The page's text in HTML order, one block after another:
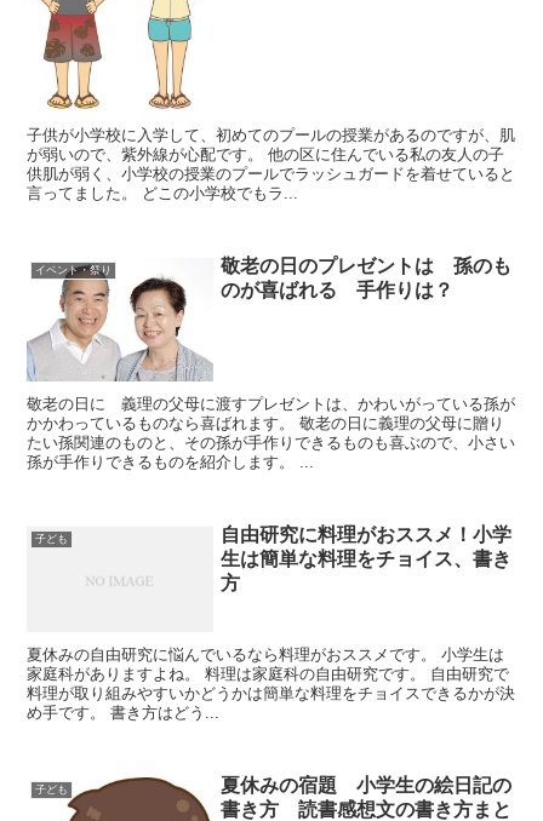
子供が小学校に入学して、初めてのプールの授業があるのですが、肌
が弱いので、紫外線が心配です。 他の区に住んでいる私の友人の子
供肌が弱く、小学校の授業のプールでラッシュガードを着せていると
言ってました。 どこの小学校でもラ...
イベント・祭り
敬老の日のプレゼントは 孫のも
のが喜ばれる 手作りは？
敬老の日に 義理の父母に渡すプレゼントは、かわいがっている孫が
かかわっているものなら喜ばれます。 敬老の日に義理の父母に贈り
たい孫関連のものと、その孫が手作りできるものも喜ぶので、小さい
孫が手作りできるものを紹介します。 ...
子ども
自由研究に料理がおススメ！小学
生は簡単な料理をチョイス、書き
方
夏休みの自由研究に悩んでいるなら料理がおススメです。 小学生は
家庭科がありますよね。 料理は家庭科の自由研究です。 自由研究で
料理が取り組みやすいかどうかは簡単な料理をチョイスできるかが決
め手です。 書き方はどう...
子ども
夏休みの宿題 小学生の絵日記の
書き方 読書感想文の書き方まと